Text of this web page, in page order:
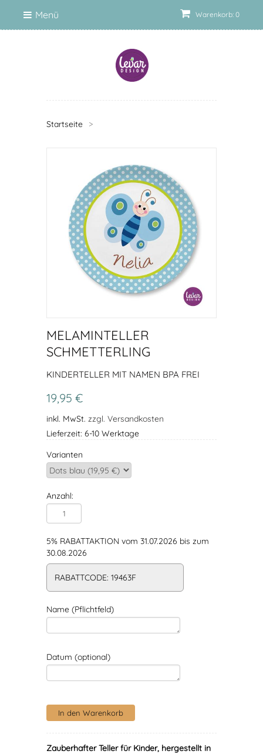
Warenkorb: 0
Menü
Startseite >
MELAMINTELLER
SCHMETTERLING
KINDERTELLER MIT NAMEN BPA FREI
19,95 €
inkl. MwSt. zzgl. Versandkosten
Lieferzeit: 6-10 Werktage
Varianten
Anzahl:
5% RABATTAKTION vom 31.07.2026 bis zum
30.08.2026
RABATTCODE: 19463F
Name (Pflichtfeld)
Datum (optional)
Zauberhafter Teller für Kinder, hergestellt in